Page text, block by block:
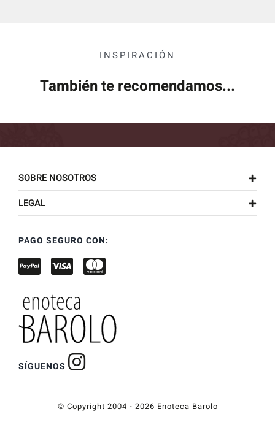
INSPIRACIÓN
También te recomendamos...
SOBRE NOSOTROS
LEGAL
PAGO SEGURO CON:
SÍGUENOS
© Copyright 2004 - 2026 Enoteca Barolo